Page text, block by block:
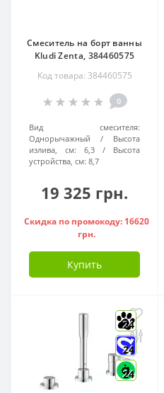
Смеситель на борт ванны
Kludi Zenta, 384460575
Код товара: 384460575
0
Вид смесителя:
Однорычажный
Высота
излива, см:
6,3
Высота
устройства, см: 8,7
19 325 грн.
Скидка по промокоду: 16620
грн.
Купить
24
24
24